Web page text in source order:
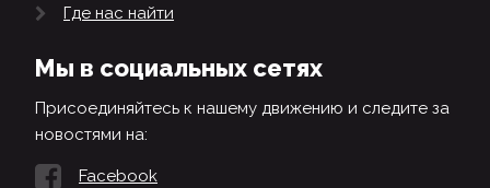
Где нас найти
Мы в социальных сетях
Присоединяйтесь к нашему движению и следите за
новостями на:
Facebook